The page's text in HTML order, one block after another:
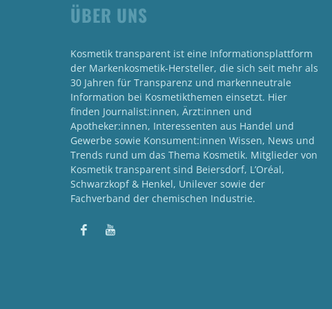
ÜBER UNS
Kosmetik transparent ist eine Informationsplattform
der Markenkosmetik-Hersteller, die sich seit mehr als
30 Jahren für Transparenz und markenneutrale
Information bei Kosmetikthemen einsetzt. Hier
finden Journalist:innen, Ärzt:innen und
Apotheker:innen, Interessenten aus Handel und
Gewerbe sowie Konsument:innen Wissen, News und
Trends rund um das Thema Kosmetik. Mitglieder von
Kosmetik transparent sind Beiersdorf, L’Oréal,
Schwarzkopf & Henkel, Unilever sowie der
Fachverband der chemischen Industrie.